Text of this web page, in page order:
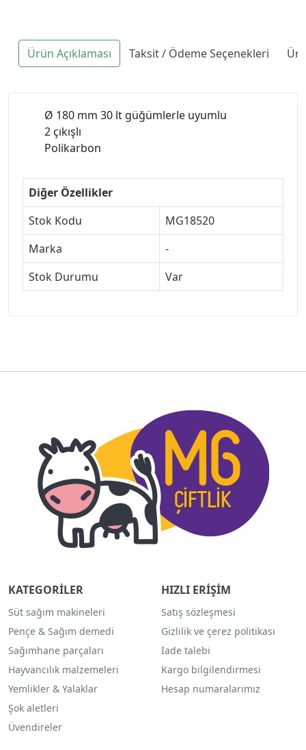
Ürün Açıklaması Taksit / Ödeme Seçenekleri
Ø 180 mm 30 lt güğümlerle uyumlu
2 çıkışlı
Polikarbon
Diğer Özellikler
Stok Kodu
MG18520
Marka
-
Stok Durumu
Var
KATEGORİLER
Süt sağım makineleri
Pençe & Sağım demedi
Sağımhane parçaları
Hayvancılık malzemeleri
Yemlikler & Yalaklar
Şok aletleri
Üvendireler
HIZLI ERİŞİM
Satış sözleşmesi
Gizlilik ve çerez politikası
İade talebi
Kargo bilgilendirmesi
Hesap numaralarımız